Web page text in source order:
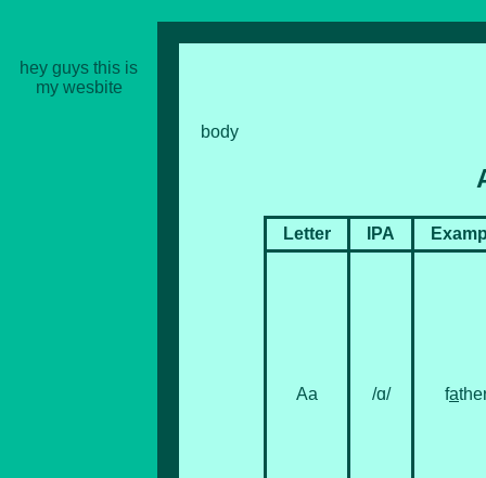
hey guys this is
my wesbite
body
Letter IPA
Аа /ɑ/ fa